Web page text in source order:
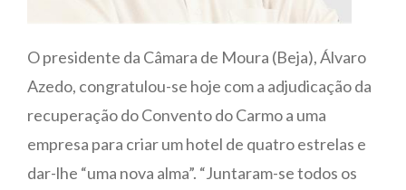
O presidente da Câmara de Moura (Beja), Álvaro
Azedo, congratulou-se hoje com a adjudicação da
recuperação do Convento do Carmo a uma
empresa para criar um hotel de quatro estrelas e
dar-lhe “uma nova alma”. “Juntaram-se todos os